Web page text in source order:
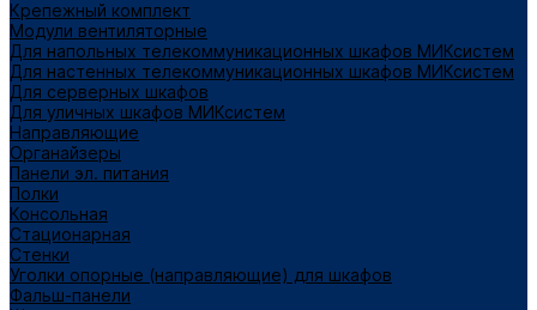
Крепежный комплект
Модули вентиляторные
Для напольных телекоммуникационных шкафов МИКсистем
Для настенных телекоммуникационных шкафов МИКсистем
Для серверных шкафов
Для уличных шкафов МИКсистем
Направляющие
Органайзеры
Панели эл. питания
Полки
Консольная
Стационарная
Стенки
Уголки опорные (направляющие) для шкафов
Фальш-панели